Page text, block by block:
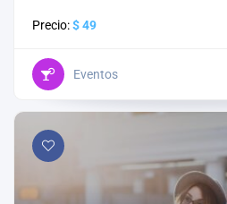
Precio:$ 49
Eventos